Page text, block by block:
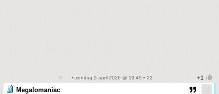
• zondag 5 april 2026 @ 10:45 • 22
Megalomaniac